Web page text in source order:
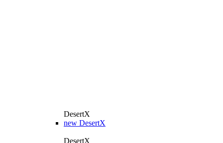
DesertX
new DesertX
DesertX